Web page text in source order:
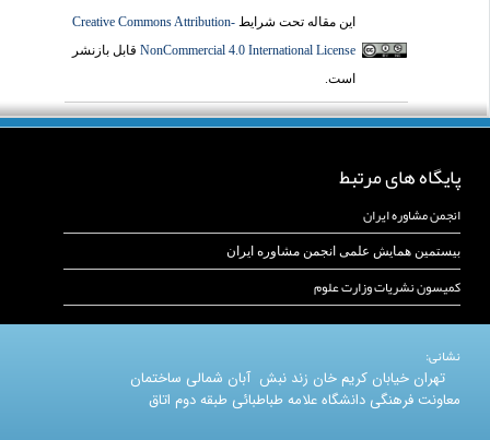
این مقاله تحت شرایطCreative Commons Attribution-
NonCommercial 4.0 International Licenseقابل بازنشر
است.
پایگاه های مرتبط
انجمن مشاوره ایران
بیستمین همایش علمی انجمن مشاوره ایران
کمیسون نشریات وزارت علوم
نشانی:
تهران خیابان کریم خان زند نبش آبان شمالی ساختمان
معاونت فرهنگی دانشگاه علامه طباطبائی طبقه دوم اتاق